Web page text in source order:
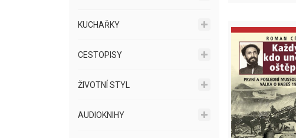
KUCHAŘKY
CESTOPISY
ŽIVOTNÍ STYL
AUDIOKNIHY